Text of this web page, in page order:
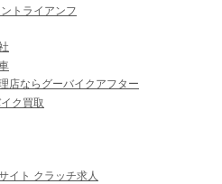
トライアンフ
店ならグーバイクアフター
ク買取
イト クラッチ求人